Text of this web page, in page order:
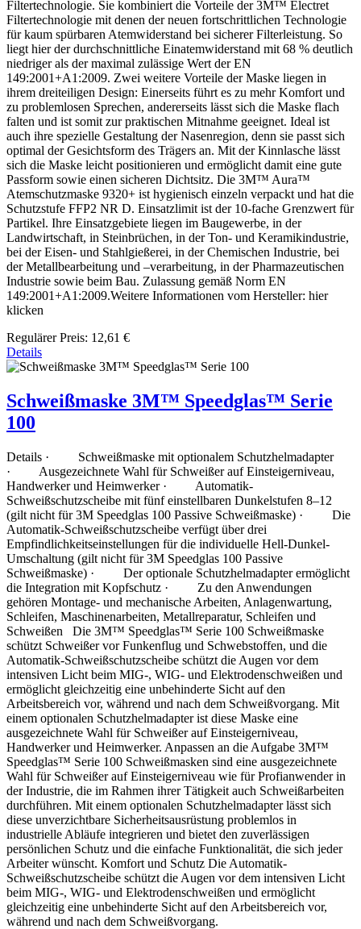
Filtertechnologie. Sie kombiniert die Vorteile der 3M™ Electret
Filtertechnologie mit denen der neuen fortschrittlichen Technologie
für kaum spürbaren Atemwiderstand bei sicherer Filterleistung. So
liegt hier der durchschnittliche Einatemwiderstand mit 68 % deutlich
niedriger als der maximal zulässige Wert der EN
149:2001+A1:2009. Zwei weitere Vorteile der Maske liegen in
ihrem dreiteiligen Design: Einerseits führt es zu mehr Komfort und
zu problemlosen Sprechen, andererseits lässt sich die Maske flach
falten und ist somit zur praktischen Mitnahme geeignet. Ideal ist
auch ihre spezielle Gestaltung der Nasenregion, denn sie passt sich
optimal der Gesichtsform des Trägers an. Mit der Kinnlasche lässt
sich die Maske leicht positionieren und ermöglicht damit eine gute
Passform sowie einen sicheren Dichtsitz. Die 3M™ Aura™
Atemschutzmaske 9320+ ist hygienisch einzeln verpackt und hat die
Schutzstufe FFP2 NR D. Einsatzlimit ist der 10-fache Grenzwert für
Partikel. Ihre Einsatzgebiete liegen im Baugewerbe, in der
Landwirtschaft, in Steinbrüchen, in der Ton- und Keramikindustrie,
bei der Eisen- und Stahlgießerei, in der Chemischen Industrie, bei
der Metallbearbeitung und –verarbeitung, in der Pharmazeutischen
Industrie sowie beim Bau. Zulassung gemäß Norm EN
149:2001+A1:2009.Weitere Informationen vom Hersteller: hier
klicken
Regulärer Preis: 12,61 €
Details
Schweißmaske 3M™ Speedglas™ Serie
100
Details · Schweißmaske mit optionalem Schutzhelmadapter
· Ausgezeichnete Wahl für Schweißer auf Einsteigerniveau,
Handwerker und Heimwerker · Automatik-
Schweißschutzscheibe mit fünf einstellbaren Dunkelstufen 8–12
(gilt nicht für 3M Speedglas 100 Passive Schweißmaske) · Die
Automatik-Schweißschutzscheibe verfügt über drei
Empfindlichkeitseinstellungen für die individuelle Hell-Dunkel-
Umschaltung (gilt nicht für 3M Speedglas 100 Passive
Schweißmaske) · Der optionale Schutzhelmadapter ermöglicht
die Integration mit Kopfschutz · Zu den Anwendungen
gehören Montage- und mechanische Arbeiten, Anlagenwartung,
Schleifen, Maschinenarbeiten, Metallreparatur, Schleifen und
Schweißen Die 3M™ Speedglas™ Serie 100 Schweißmaske
schützt Schweißer vor Funkenflug und Schwebstoffen, und die
Automatik-Schweißschutzscheibe schützt die Augen vor dem
intensiven Licht beim MIG-, WIG- und Elektrodenschweißen und
ermöglicht gleichzeitig eine unbehinderte Sicht auf den
Arbeitsbereich vor, während und nach dem Schweißvorgang. Mit
einem optionalen Schutzhelmadapter ist diese Maske eine
ausgezeichnete Wahl für Schweißer auf Einsteigerniveau,
Handwerker und Heimwerker. Anpassen an die Aufgabe 3M™
Speedglas™ Serie 100 Schweißmasken sind eine ausgezeichnete
Wahl für Schweißer auf Einsteigerniveau wie für Profianwender in
der Industrie, die im Rahmen ihrer Tätigkeit auch Schweißarbeiten
durchführen. Mit einem optionalen Schutzhelmadapter lässt sich
diese unverzichtbare Sicherheitsausrüstung problemlos in
industrielle Abläufe integrieren und bietet den zuverlässigen
persönlichen Schutz und die einfache Funktionalität, die sich jeder
Arbeiter wünscht. Komfort und Schutz Die Automatik-
Schweißschutzscheibe schützt die Augen vor dem intensiven Licht
beim MIG-, WIG- und Elektrodenschweißen und ermöglicht
gleichzeitig eine unbehinderte Sicht auf den Arbeitsbereich vor,
während und nach dem Schweißvorgang.